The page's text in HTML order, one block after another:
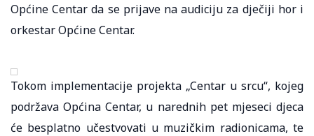
Općine Centar da se prijave na audiciju za dječiji hor i
orkestar Općine Centar.
Tokom implementacije projekta „Centar u srcu“, kojeg
podržava Općina Centar, u narednih pet mjeseci djeca
će besplatno učestvovati u muzičkim radionicama, te